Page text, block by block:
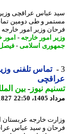
عباس عراقچی وزیر
و طی دومین تماس
وزیر امور خارجه
امور خارجه-امور
اسلامی-فیصل بن
تماس تلفنی وزیر
نیوز-بین الملل-
22:50
خارجه عربستان از
و سید عباس عراقچی